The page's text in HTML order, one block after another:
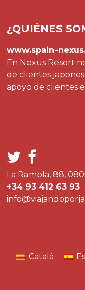
¿QUIÉNES
www.spain-
En Nexus Resort
de clientes
apoyo de clientes
La Rambla, 88,
+34 93 412 63 93
Català